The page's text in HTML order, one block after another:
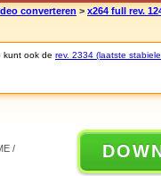
converteren > x264 full rev.
kunt ook de rev. 2334 (laatste
/